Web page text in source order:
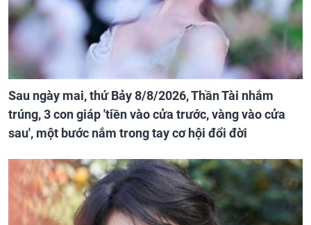
Sau ngày mai, thứ Bảy 8/8/2026, Thần Tài nhắm
trúng, 3 con giáp 'tiền vào cửa trước, vàng vào cửa
sau', một bước nắm trong tay cơ hội đổi đời